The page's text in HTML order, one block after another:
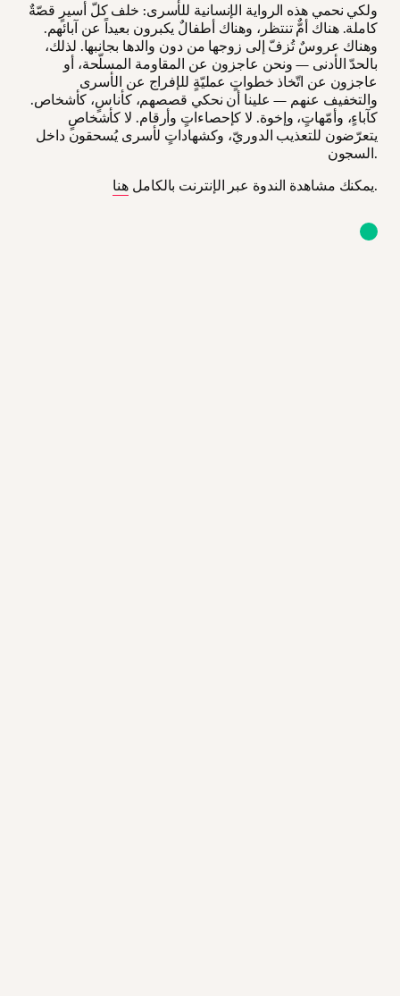
ولكي نحمي هذه الرواية الإنسانية للأسرى: خلف كلّ أسيرٍ قصّةٌ
كاملة. هناك أمٌّ تنتظر، وهناك أطفالٌ يكبرون بعيداً عن آبائهم.
وهناك عروسٌ تُزفّ إلى زوجها من دون والدها بجانبها. لذلك،
بالحدّ الأدنى — ونحن عاجزون عن المقاومة المسلّحة، أو
عاجزون عن اتّخاذ خطواتٍ عمليّةٍ للإفراج عن الأسرى
والتخفيف عنهم — علينا أن نحكي قصصهم، كأناسٍ، كأشخاص.
كآباءٍ، وأمّهاتٍ، وإخوة. لا كإحصاءاتٍ وأرقام. لا كأشخاصٍ
يتعرّضون للتعذيب الدوريّ، وكشهاداتٍ لأسرى يُسحقون داخل
السجون.
يمكنك مشاهدة الندوة عبر الإنترنت بالكامل هنا .